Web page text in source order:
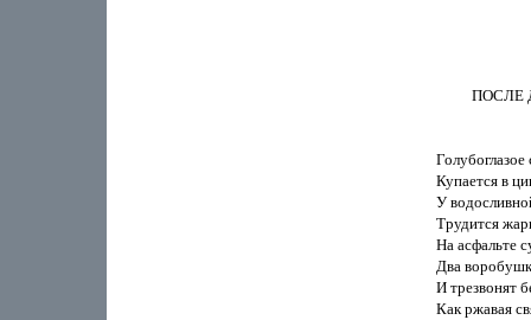
Голубоглазое
Купается в
У
Трудится
На асфальте
Два
И трезвонят
Как ржавая